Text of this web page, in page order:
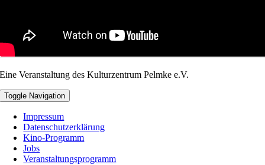
Eine Veranstaltung des Kulturzentrum Pelmke e.V.
Toggle Navigation
Impressum
Datenschutzerklärung
Kino-Programm
Jobs
Veranstaltungsprogramm